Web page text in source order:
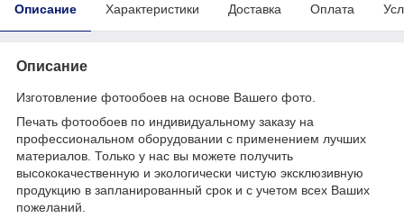
Описание Характеристики Доставка Оплата
Описание
Изготовление фотообоев на основе Вашего фото.
Печать фотообоев по индивидуальному заказу на
профессиональном оборудовании с применением лучших
материалов. Только у нас вы можете получить
высококачественную и экологически чистую эксклюзивную
продукцию в запланированный срок и с учетом всех Ваших
пожеланий.